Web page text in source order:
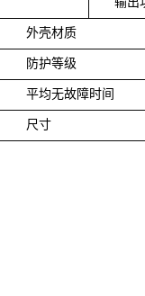
外壳材质
防护等级
平均无故障时间
尺寸